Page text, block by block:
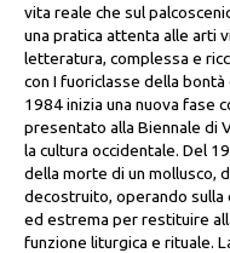
vita reale che sul
una pratica attenta alle arti
letteratura, complessa e
con I fuoriclasse della
1984 inizia una nuova fase
presentato alla Biennale di
la cultura occidentale. Del
della morte di un mollusco,
decostruito, operando sulla
ed estrema per restituire
funzione liturgica e rituale.